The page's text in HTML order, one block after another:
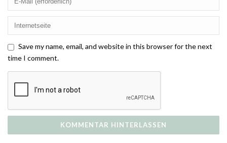
Save my name, email, and website in this browser for the next
time I comment.